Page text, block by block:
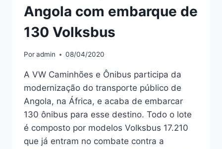
Angola com embarque de
130 Volksbus
Poradmin 08/04/2020
A VW Caminhões e Ônibus participa da
modernização do transporte público de
Angola, na África, e acaba de embarcar
130 ônibus para esse destino. Todo o lote
é composto por modelos Volksbus 17.210
que já entram no combate contra a